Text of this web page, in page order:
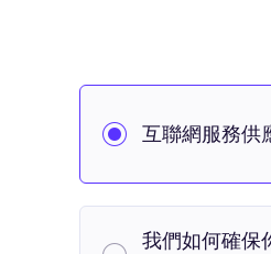
互聯網服務供
我們如何確保